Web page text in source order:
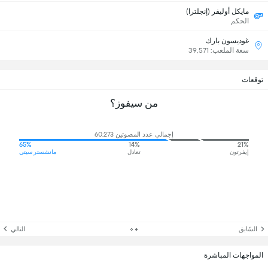
مايكل أوليفر (إنجلترا)
الحكم
غوديسون بارك
سعة الملعب: 39,571
توقعات
من سيفوز؟
إجمالي عدد المصوتين 60,273
21%
إيفرتون
14%
تعادل
65%
مانشستر سيتي
السّابق التالي
المواجهات المباشرة